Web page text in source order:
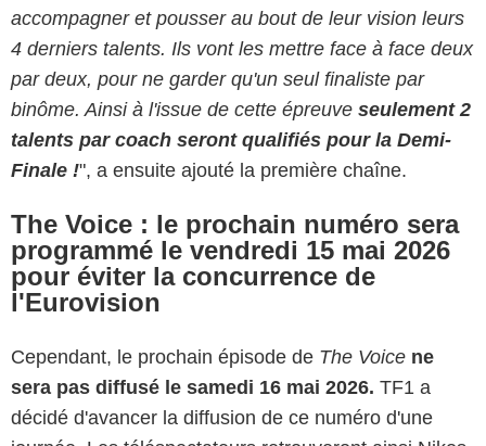
accompagner et pousser au bout de leur vision leurs
4 derniers talents. Ils vont les mettre face à face deux
par deux, pour ne garder qu'un seul finaliste par
binôme. Ainsi à l'issue de cette épreuve seulement 2
talents par coach seront qualifiés pour la Demi-
Finale !", a ensuite ajouté la première chaîne.
The Voice : le prochain numéro sera
programmé le vendredi 15 mai 2026
pour éviter la concurrence de
l'Eurovision
Cependant, le prochain épisode de The Voice ne
sera pas diffusé le samedi 16 mai 2026. TF1 a
décidé d'avancer la diffusion de ce numéro d'une